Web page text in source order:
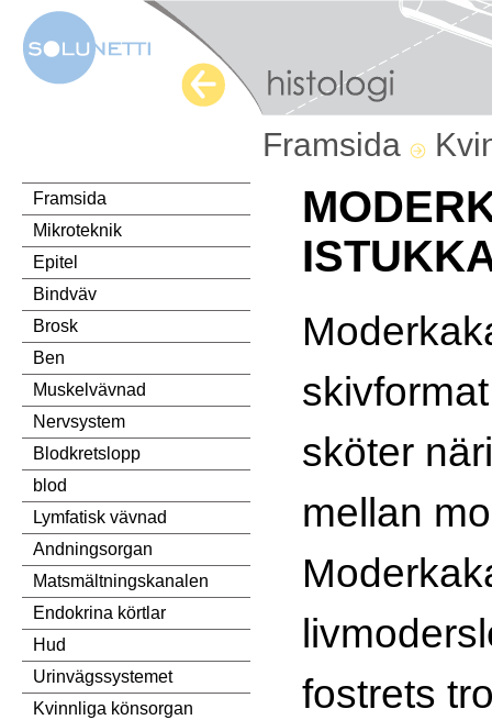
Framsida
Framsida
Mikroteknik
Epitel
Bindväv
Brosk
Ben
Muskelvävnad
Nervsystem
Blodkretslopp
blod
Lymfatisk vävnad
Andningsorgan
Matsmältningskanalen
Endokrina körtlar
Hud
Urinvägssystemet
Kvinnliga könsorgan
sköter
mellan
fostrets